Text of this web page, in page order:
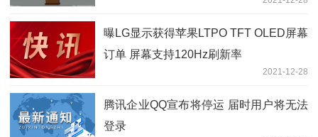
曝LG显示获得苹果LTPO TFT OLED屏幕
订单 屏幕支持120Hz刷新率
2021-12-28
腾讯企业QQ宣布将停运 届时用户将无法
登录